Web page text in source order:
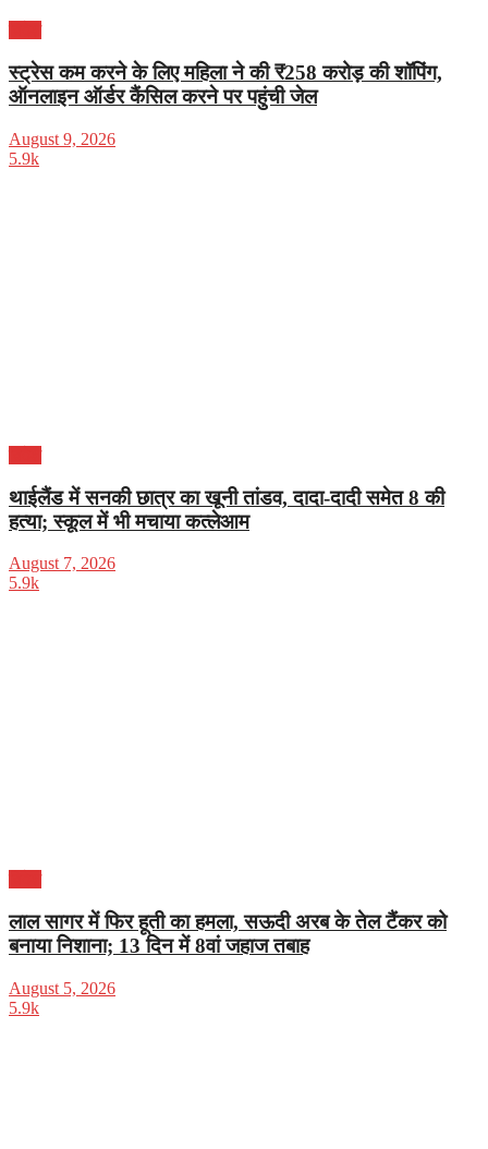
स्ट्रेस कम करने के लिए महिला ने की ₹258 करोड़ की शॉपिंग,
ऑनलाइन ऑर्डर कैंसिल करने पर पहुंची जेल
August 9, 2026
5.9k
थाईलैंड में सनकी छात्र का खूनी तांडव, दादा-दादी समेत 8 की
हत्या; स्कूल में भी मचाया कत्लेआम
August 7, 2026
5.9k
लाल सागर में फिर हूती का हमला, सऊदी अरब के तेल टैंकर को
बनाया निशाना; 13 दिन में 8वां जहाज तबाह
August 5, 2026
5.9k